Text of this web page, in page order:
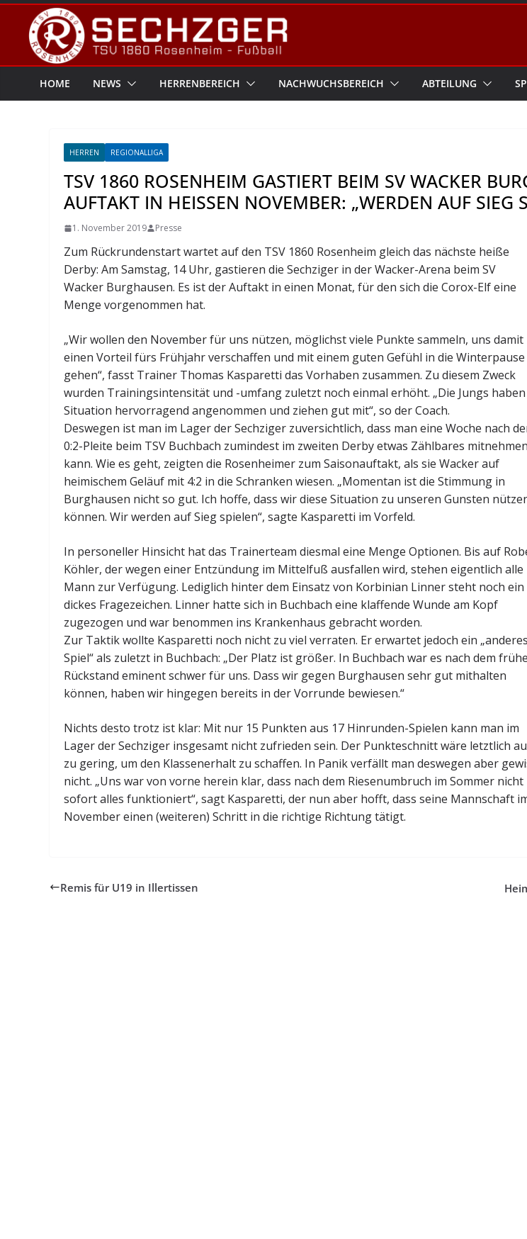
Zum
Inhalt
springen
HOME NEWS HERRENBEREICH NACHWUCHSBEREICH ABTEILUNG
HERREN REGIONALLIGA
TSV 1860 ROSENHEIM GASTIERT BEIM SV WACKER
AUFTAKT IN HEISSEN NOVEMBER: „WERDEN AUF SIEG
1. November 2019 Presse
Zum Rückrundenstart wartet auf den TSV 1860 Rosenheim gleich das nächste heiße
Derby: Am Samstag, 14 Uhr, gastieren die Sechziger in der Wacker-Arena beim SV
Wacker Burghausen. Es ist der Auftakt in einen Monat, für den sich die Corox-Elf eine
Menge vorgenommen hat.
„Wir wollen den November für uns nützen, möglichst viele Punkte sammeln, uns damit
einen Vorteil fürs Frühjahr verschaffen und mit einem guten Gefühl in die Winterpause
gehen“, fasst Trainer Thomas Kasparetti das Vorhaben zusammen. Zu diesem Zweck
wurden Trainingsintensität und -umfang zuletzt noch einmal erhöht. „Die Jungs haben
Situation hervorragend angenommen und ziehen gut mit“, so der Coach.
Deswegen ist man im Lager der Sechziger zuversichtlich, dass man eine Woche nach
0:2-Pleite beim TSV Buchbach zumindest im zweiten Derby etwas Zählbares mitnehmen
kann. Wie es geht, zeigten die Rosenheimer zum Saisonauftakt, als sie Wacker auf
heimischem Geläuf mit 4:2 in die Schranken wiesen. „Momentan ist die Stimmung in
Burghausen nicht so gut. Ich hoffe, dass wir diese Situation zu unseren Gunsten
können. Wir werden auf Sieg spielen“, sagte Kasparetti im Vorfeld.
In personeller Hinsicht hat das Trainerteam diesmal eine Menge Optionen. Bis auf
Köhler, der wegen einer Entzündung im Mittelfuß ausfallen wird, stehen eigentlich alle
Mann zur Verfügung. Lediglich hinter dem Einsatz von Korbinian Linner steht noch ein
dickes Fragezeichen. Linner hatte sich in Buchbach eine klaffende Wunde am Kopf
zugezogen und war benommen ins Krankenhaus gebracht worden.
Zur Taktik wollte Kasparetti noch nicht zu viel verraten. Er erwartet jedoch ein „anderes
Spiel“ als zuletzt in Buchbach: „Der Platz ist größer. In Buchbach war es nach dem
Rückstand eminent schwer für uns. Dass wir gegen Burghausen sehr gut mithalten
können, haben wir hingegen bereits in der Vorrunde bewiesen.“
Nichts desto trotz ist klar: Mit nur 15 Punkten aus 17 Hinrunden-Spielen kann man im
Lager der Sechziger insgesamt nicht zufrieden sein. Der Punkteschnitt wäre letztlich
zu gering, um den Klassenerhalt zu schaffen. In Panik verfällt man deswegen aber
nicht. „Uns war von vorne herein klar, dass nach dem Riesenumbruch im Sommer nicht
sofort alles funktioniert“, sagt Kasparetti, der nun aber hofft, dass seine Mannschaft
November einen (weiteren) Schritt in die richtige Richtung tätigt.
Remis für U19 in Illertissen